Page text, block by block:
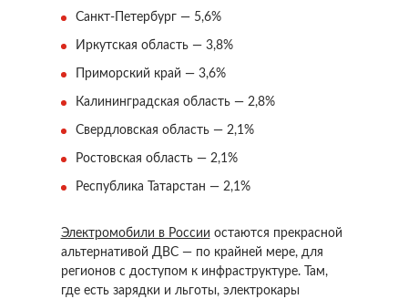
Санкт-Петербург — 5,6%
Иркутская область — 3,8%
Приморский край — 3,6%
Калининградская область — 2,8%
Свердловская область — 2,1%
Ростовская область — 2,1%
Республика Татарстан — 2,1%
Электромобили в России остаются прекрасной
альтернативой ДВС — по крайней мере, для
регионов с доступом к инфраструктуре. Там,
где есть зарядки и льготы, электрокары